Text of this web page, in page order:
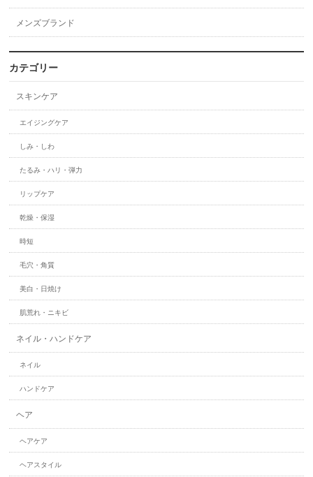
メンズブランド
カテゴリー
スキンケア
エイジングケア
しみ・しわ
たるみ・ハリ・弾力
リップケア
乾燥・保湿
時短
毛穴・角質
美白・日焼け
肌荒れ・ニキビ
ネイル・ハンドケア
ネイル
ハンドケア
ヘア
ヘアケア
ヘアスタイル